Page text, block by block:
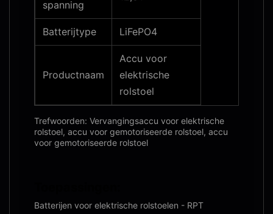
spanning
Batterijtype LiFePO4
Productnaam
Accu voor
elektrische
rolstoel
Trefwoorden: Vervangingsaccu voor elektrische
rolstoel, accu voor gemotoriseerde rolstoel, accu
voor gemotoriseerde rolstoel
Batterijen voor elektrische rolstoelen - RPT